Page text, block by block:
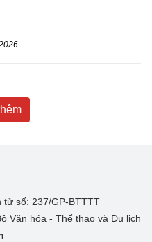
tử số: 237/GP-BTTTT
Văn hóa - Thể thao và Du lịch